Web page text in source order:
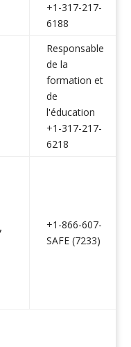
+1-317-217-
6188
Responsable
de la
formation et
de
l'éducation
+1-317-217-
6218
+1-866-607-
SAFE (7233)